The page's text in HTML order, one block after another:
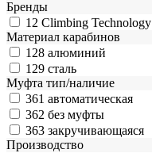
Бренды
12 Climbing Technology
Материал карабинов
128 алюминий
129 сталь
Муфта тип/наличие
361 автоматическая
362 без муфты
363 закручивающаяся
Производство